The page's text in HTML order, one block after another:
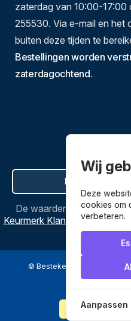
zaterdag van 10:00-
255530. Via e-mail en het
buiten deze tijden te
Bestellingen worden
zaterdagochtend.
Hier de
De waardering van
Keurmerk Klantbeoordelingen
© Bestekenpannen.nl 2026
Wij
Deze
cookies om
verbeteren.
Aanpassen